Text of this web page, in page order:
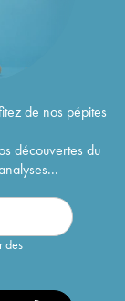
de nos pépites
découvertes du
des